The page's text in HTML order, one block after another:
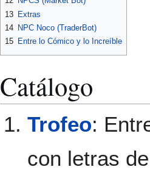
13 Extras
14 NPC Noco (TraderBot)
15 Entre lo Cómico y lo Increíble
Catálogo
Trofeo:
con letras